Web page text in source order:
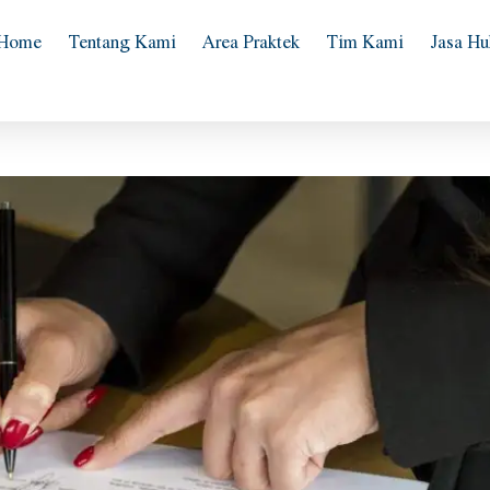
Tentang Kami Area Praktek Tim Kami Jasa